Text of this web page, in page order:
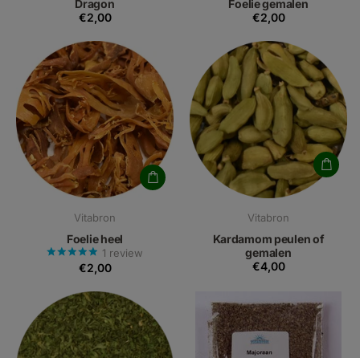
Dragon
€2,00
Foelie gemalen
€2,00
Vitabron
Foelie heel
1 review
€2,00
Vitabron
Kardamom peulen of
gemalen
€4,00